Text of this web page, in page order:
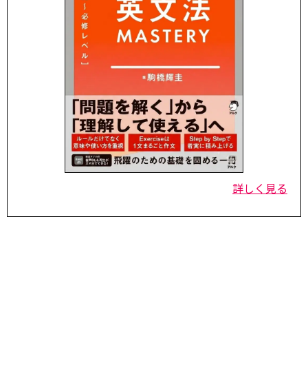
詳しく見る